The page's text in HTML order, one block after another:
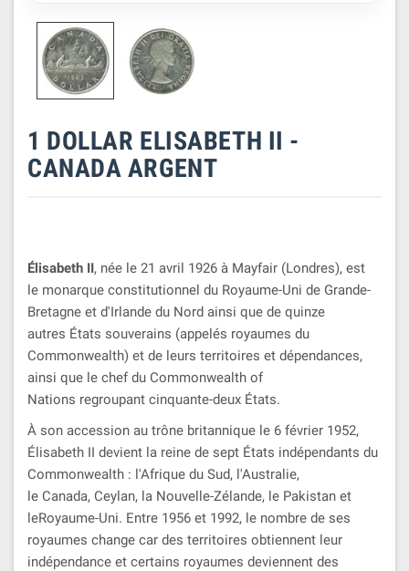
1 DOLLAR ELISABETH II -
CANADA ARGENT
Élisabeth II, née le 21 avril 1926 à Mayfair (Londres), est
le monarque constitutionnel du Royaume-Uni de Grande-
Bretagne et d'Irlande du Nord ainsi que de quinze
autres États souverains (appelés royaumes du
Commonwealth) et de leurs territoires et dépendances,
ainsi que le chef du Commonwealth of
Nations regroupant cinquante-deux États.
À son accession au trône britannique le 6 février 1952,
Élisabeth II devient la reine de sept États indépendants du
Commonwealth : l'Afrique du Sud, l'Australie,
le Canada, Ceylan, la Nouvelle-Zélande, le Pakistan et
leRoyaume-Uni. Entre 1956 et 1992, le nombre de ses
royaumes change car des territoires obtiennent leur
indépendance et certains royaumes deviennent des